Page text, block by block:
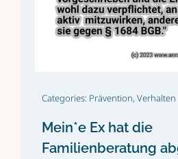
Categories: Prävention,Verhalten
Mein*e Ex hat die
Familienberatung